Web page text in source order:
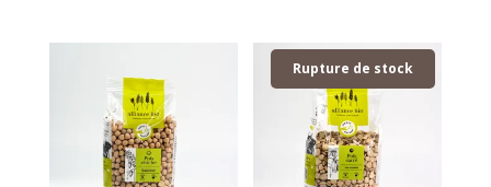
Rupture de stock